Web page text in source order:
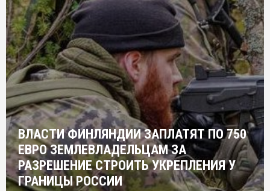
ВЛАСТИ ФИНЛЯНДИИ ЗАПЛАТЯТ ПО 750
ЕВРО ЗЕМЛЕВЛАДЕЛЬЦАМ ЗА
РАЗРЕШЕНИЕ СТРОИТЬ УКРЕПЛЕНИЯ У
ГРАНИЦЫ РОССИИ